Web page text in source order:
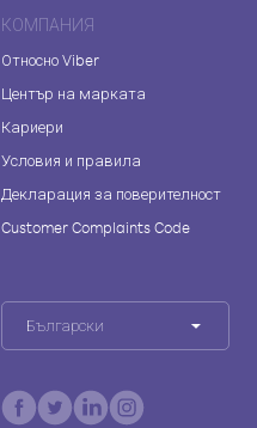
КОМПАНИЯ
Относно Viber
Център на марката
Кариери
Условия и правила
Декларация за поверителност
Customer Complaints Code
Български